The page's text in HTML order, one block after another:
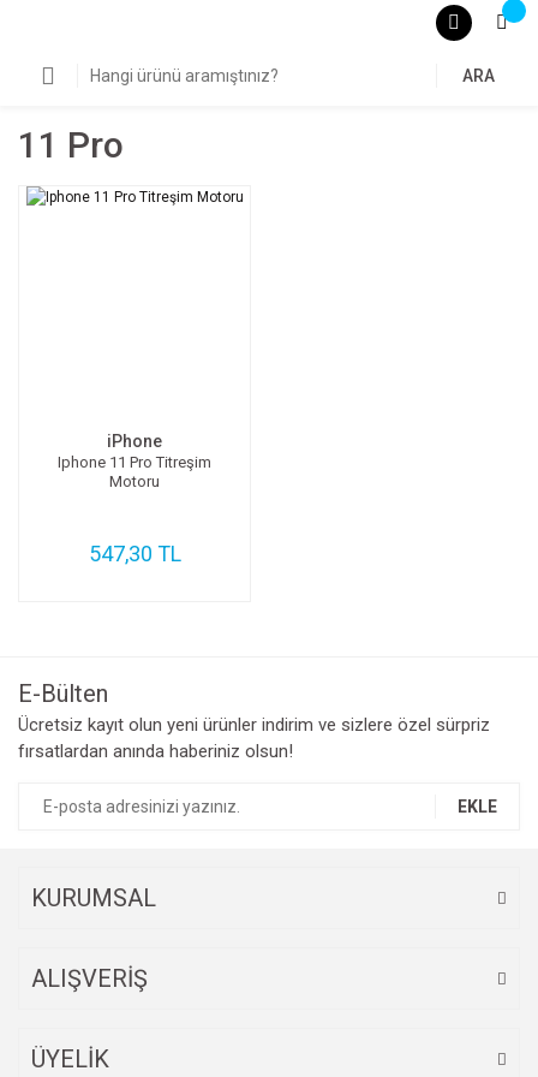
ARA
11 Pro
iPhone
Iphone 11 Pro Titreşim
Motoru
547,30 TL
E-Bülten
Ücretsiz kayıt olun yeni ürünler indirim ve sizlere özel sürpriz
fırsatlardan anında haberiniz olsun!
EKLE
KURUMSAL
ALIŞVERİŞ
ÜYELİK